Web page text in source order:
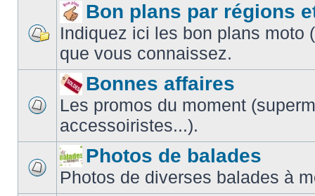
Bon plans par régions
Indiquez ici les bon plans moto
que vous connaissez.
Bonnes affaires
Les promos du moment
accessoiristes...).
Photos de balades
Photos de diverses balades à